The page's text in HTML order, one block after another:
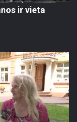
ir vieta